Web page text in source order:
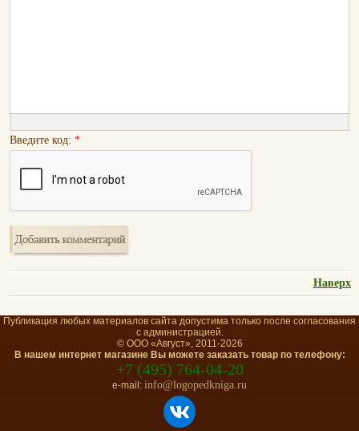
Введите код: *
Наверх
Публикация любых материалов сайта допустима только после согласования
с администрацией.
© ООО «Август», 2011-2026
В нашем интернет магазине Вы можете заказать товар по телефону:
+7 (495) 764-04-20
e-mail: info@logopedkniga.ru